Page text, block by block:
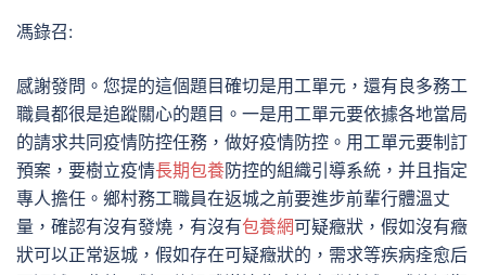
馮錄召:
感謝發問。您提的這個題目確切是用工單元，還有良多務工
職員都很是追蹤關心的題目。一是用工單元要依據各地當局
的請求共同疫情防控任務，做好疫情防控。用工單元要制訂
預案，要樹立疫情長期包養防控的組織引導系統，并且指定
專人擔任。鄉村務工職員在返城之前要進步前輩行體溫丈
量，確認有沒有發燒，有沒有包養網可疑癥狀，假如沒有癥
狀可以正常返城，假如存在可疑癥狀的，需求等疾病痊愈后